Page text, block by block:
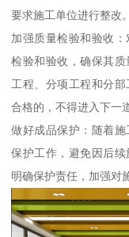
要求施工单位进行整改。
加强质量检验和验收
检验和验收，确保其
工程、分项工程和分
合格的，不得进入下一
做好成品保护：随着
保护工作，避免因后续
明确保护责任，加强对